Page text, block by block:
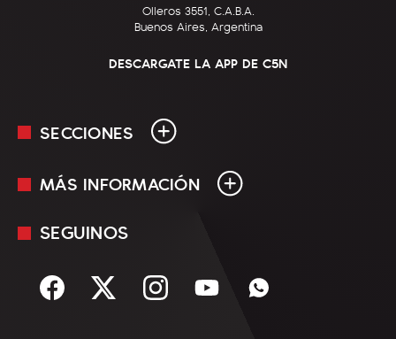
Olleros 3551, C.A.B.A.
Buenos Aires, Argentina
DESCARGATE LA APP DE C5N
SECCIONES
En Vivo
Sociedad
MÁS INFORMACIÓN
Mediakit
Términos y condiciones
SEGUINOS